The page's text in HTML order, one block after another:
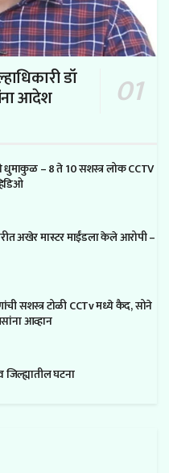
डॉ
आदेश
धुमाकुळ – 8 ते 10 सशस्त्र लोक CCTV
अखेर मास्टर माईंडला केले आरोपी –
सशस्त्र टोळी CCTv मध्ये कैद, सोने
आव्हान
घटना